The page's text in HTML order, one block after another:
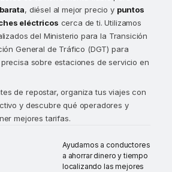
, diésel al mejor precio y puntos
eléctricos cerca de ti. Utilizamos
del Ministerio para la Transición
General de Tráfico (DGT) para
sobre estaciones de servicio en
de repostar, organiza tus viajes con
y descubre qué operadores y
mejores tarifas.
Ayudamos a conductores
a ahorrar dinero y tiempo
localizando las mejores